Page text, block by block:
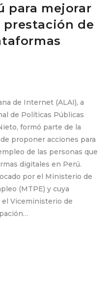
para mejorar
de
de Internet (ALAI), a
de Políticas Públicas
formó parte de la
proponer acciones para
de las personas que
digitales en Perú.
por el Ministerio de
(MTPE) y cuya
Viceministerio de